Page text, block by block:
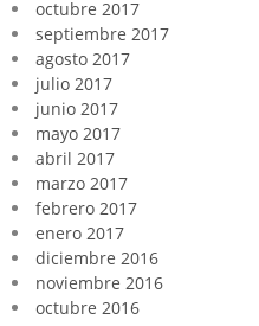
octubre 2017
septiembre 2017
agosto 2017
julio 2017
junio 2017
mayo 2017
abril 2017
marzo 2017
febrero 2017
enero 2017
diciembre 2016
noviembre 2016
octubre 2016